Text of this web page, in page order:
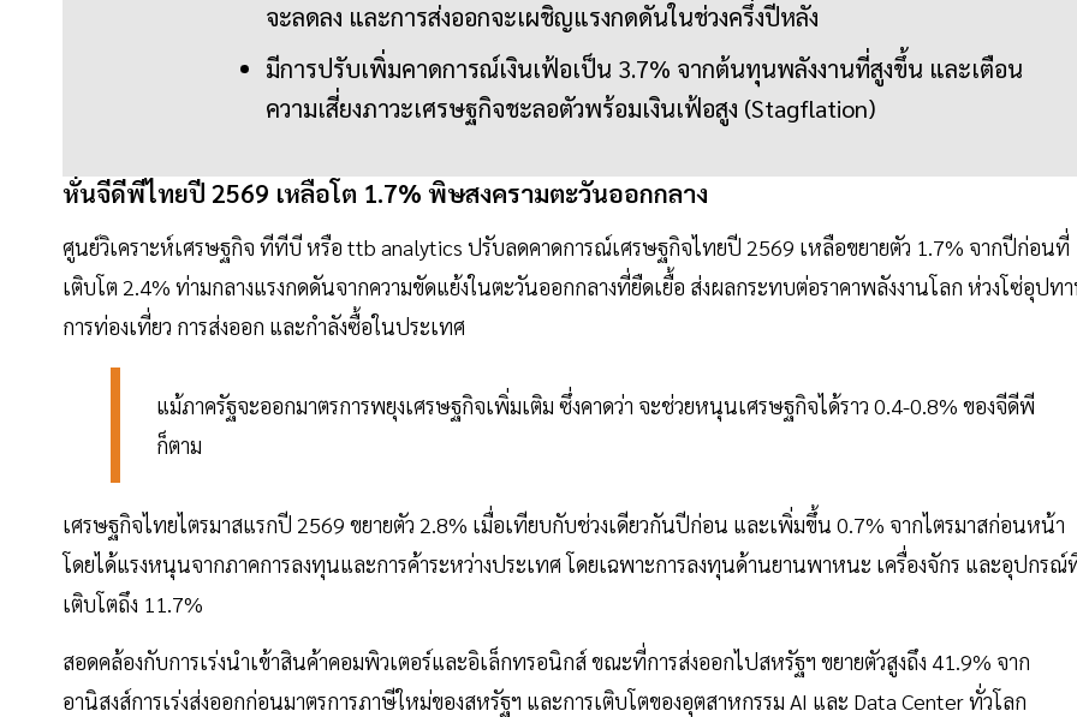
จะลดลง และการส่งออกจะเผชิญแรงกดดันในช่วงครึ่งปีหลัง
มีการปรับเพิ่มคาดการณ์เงินเฟ้อเป็น 3.7% จากต้นทุนพลังงานที่สูงขึ้น และเตือน
ความเสี่ยงภาวะเศรษฐกิจชะลอตัวพร้อมเงินเฟ้อสูง (Stagflation)
หั่นจีดีพีไทยปี 2569 เหลือโต 1.7% พิษสงครามตะวันออกกลาง
ศูนย์วิเคราะห์เศรษฐกิจ ทีทีบี หรือ ttb analytics ปรับลดคาดการณ์เศรษฐกิจไทยปี 2569 เหลือขยายตัว 1.7% จากปีก่อนที่
เติบโต 2.4% ท่ามกลางแรงกดดันจากความขัดแย้งในตะวันออกกลางที่ยืดเยื้อ ส่งผลกระทบต่อราคาพลังงานโลก ห่วงโซ่อุปท
การท่องเที่ยว การส่งออก และกำลังซื้อในประเทศ
แม้ภาครัฐจะออกมาตรการพยุงเศรษฐกิจเพิ่มเติม ซึ่งคาดว่า จะช่วยหนุนเศรษฐกิจได้ราว 0.4-0.8% ของจีดีพี
ก็ตาม
เศรษฐกิจไทยไตรมาสแรกปี 2569 ขยายตัว 2.8% เมื่อเทียบกับช่วงเดียวกันปีก่อน และเพิ่มขึ้น 0.7% จากไตรมาสก่อนหน้า
โดยได้แรงหนุนจากภาคการลงทุนและการค้าระหว่างประเทศ โดยเฉพาะการลงทุนด้านยานพาหนะ เครื่องจักร และอุปกรณ์
เติบโตถึง 11.7%
สอดคล้องกับการเร่งนำเข้าสินค้าคอมพิวเตอร์และอิเล็กทรอนิกส์ ขณะที่การส่งออกไปสหรัฐฯ ขยายตัวสูงถึง 41.9% จาก
อานิสงส์การเร่งส่งออกก่อนมาตรการภาษีใหม่ของสหรัฐฯ และการเติบโตของอุตสาหกรรม AI และ Data Center ทั่วโลก